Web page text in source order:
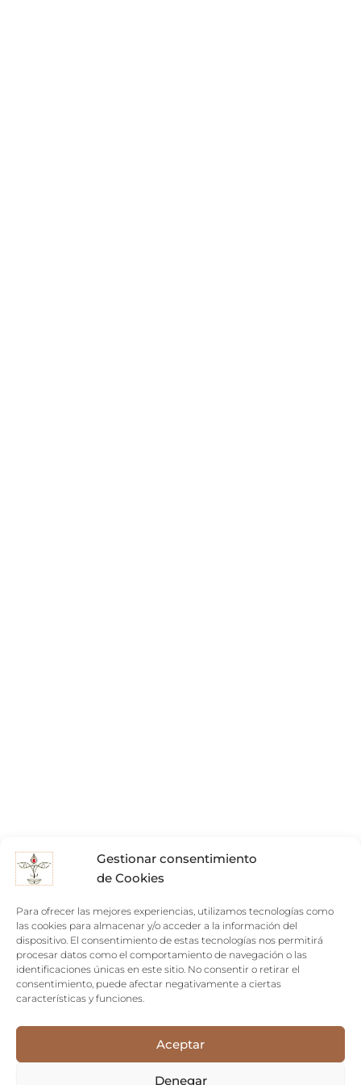
Gestionar consentimiento
de Cookies
Para ofrecer las mejores experiencias, utilizamos tecnologías como
las cookies para almacenar y/o acceder a la información del
dispositivo. El consentimiento de estas tecnologías nos permitirá
procesar datos como el comportamiento de navegación o las
identificaciones únicas en este sitio. No consentir o retirar el
consentimiento, puede afectar negativamente a ciertas
características y funciones.
Aceptar
Denegar